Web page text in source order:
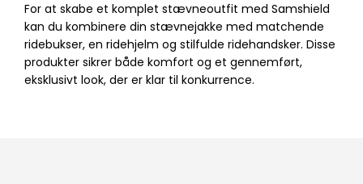
For at skabe et komplet stævneoutfit med Samshield
kan du kombinere din stævnejakke med matchende
ridebukser, en ridehjelm og stilfulde ridehandsker. Disse
produkter sikrer både komfort og et gennemført,
eksklusivt look, der er klar til konkurrence.